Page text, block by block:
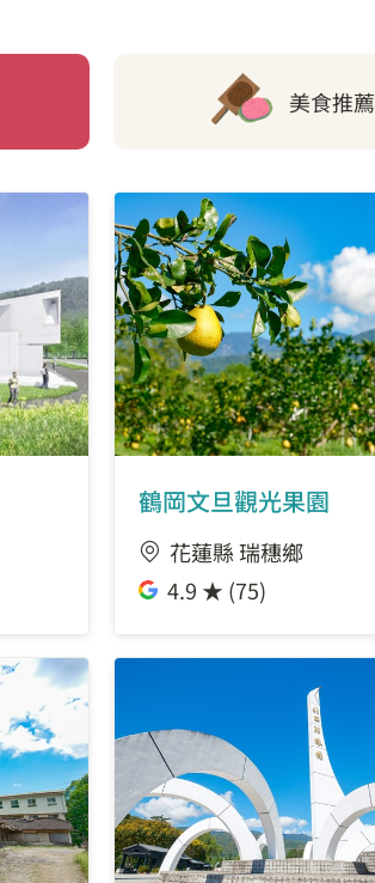
美食推薦
鶴岡文旦觀光果園
花蓮縣 瑞穗鄉
4.9 ★ (75)